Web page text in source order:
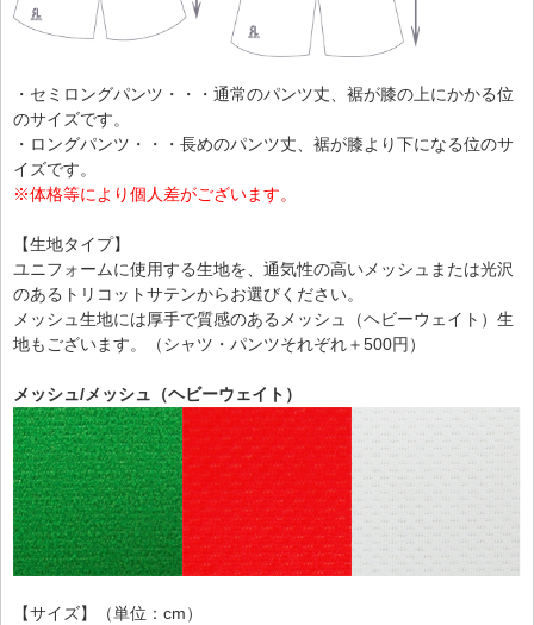
・セミロングパンツ・・・通常のパンツ丈、裾が膝の上にかかる位
のサイズです。
・ロングパンツ・・・長めのパンツ丈、裾が膝より下になる位のサ
イズです。
※体格等により個人差がございます。
【生地タイプ】
ユニフォームに使用する生地を、通気性の高いメッシュまたは光沢
のあるトリコットサテンからお選びください。
メッシュ生地には厚手で質感のあるメッシュ（ヘビーウェイト）生
地もございます。（シャツ・パンツそれぞれ＋500円）
メッシュ/メッシュ（ヘビーウェイト）
【サイズ】（単位：cm）